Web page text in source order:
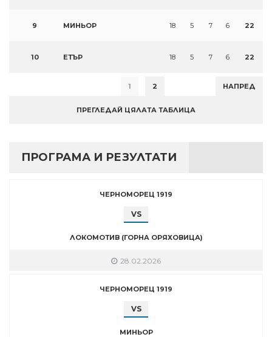
9 МИНЬОР 18 5 7 6 22
10 ЕТЪР 18 5 7 6 22
1 2 НАПРЕД
ПРЕГЛЕДАЙ ЦЯЛАТА ТАБЛИЦА
ПРОГРАМА И РЕЗУЛТАТИ
ЧЕРНОМОРЕЦ 1919
VS
ЛОКОМОТИВ (ГОРНА ОРЯХОВИЦА)
28.02.2026
ЧЕРНОМОРЕЦ 1919
VS
МИНЬОР